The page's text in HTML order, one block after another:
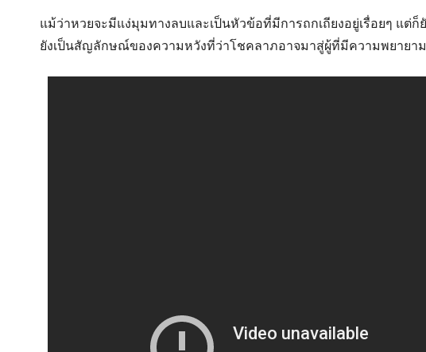
แม้ว่าหวยจะมีแง่มุมทางลบและเป็นหัวข้อที่มีการถกเถียงอยู่เรื่อยๆ แ
ยังเป็นสัญลักษณ์ของความหวังที่ว่าโชคลาภอาจมาสู่ผู้ที่มีความพยายา